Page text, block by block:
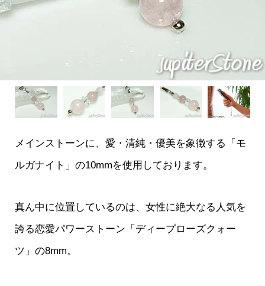
メインストーンに、愛・清純・優美を象徴する「モ
ルガナイト」の10mmを使用しております。
真ん中に位置しているのは、女性に絶大なる人気を
誇る恋愛パワーストーン「ディープローズクォー
ツ」の8mm。